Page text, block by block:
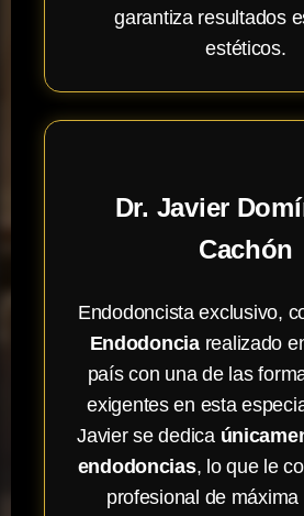
garantiza resultados
estéticos.
Dr. Javier
Cachón
Endodoncista exclusivo,
Endodonciarealizado
país con una de las
exigentes en esta
Javier se dedica
endodoncias, lo que le
profesional de máxima